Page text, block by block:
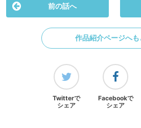
前の話へ
作品紹介ページへも
Twitterで
シェア
Facebookで
シェア